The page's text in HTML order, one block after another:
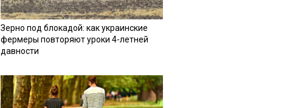
Зерно под блокадой: как украинские
фермеры повторяют уроки 4-летней
давности